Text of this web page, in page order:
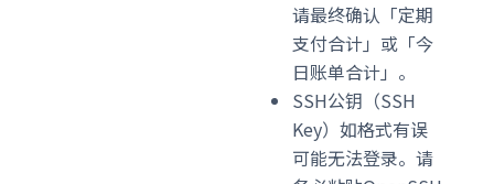
请最终确认「定期
支付合计」或「今
日账单合计」。
SSH公钥（SSH
Key）如格式有误
可能无法登录。请